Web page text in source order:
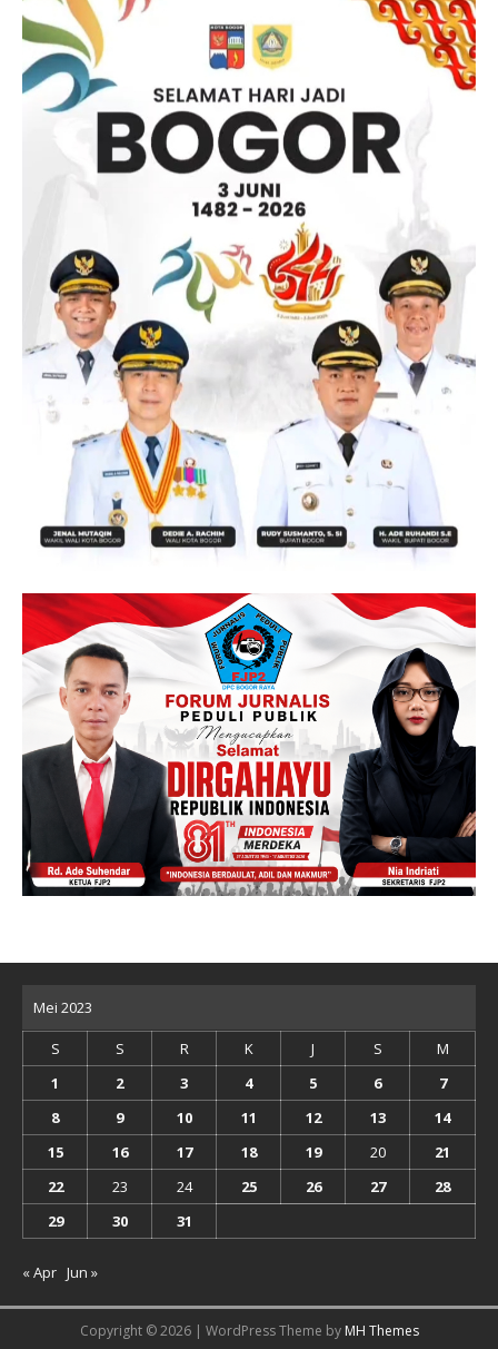
Mei 2023
S S R K J S
M
1
2 3 4 5 6
7
8
9 10 11 12 13
14
15
16 17 18 19 20
21
22
23 24 25 26 27
28
29
30 31
« Apr Jun »
Copyright © 2026 | WordPress Theme by MH Themes